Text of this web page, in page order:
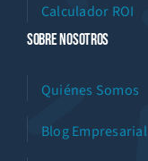
Calculador ROI
Sobre Nosotros
Quiénes Somos
Blog Empresarial